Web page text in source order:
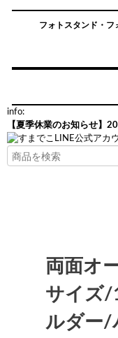
フォトスタンド・フ
info:
【夏季休業のお知らせ】
両面オ
サイズ/
ルダー/